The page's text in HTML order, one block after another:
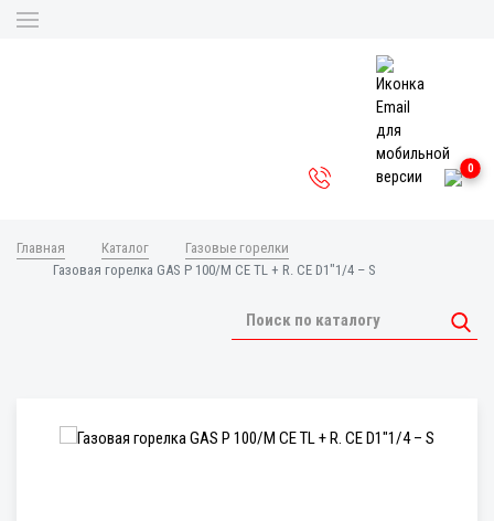
0
Главная Каталог
Газовые горелки
Газовая горелка GAS P 100/M CE TL + R. CE D1"1/4 – S